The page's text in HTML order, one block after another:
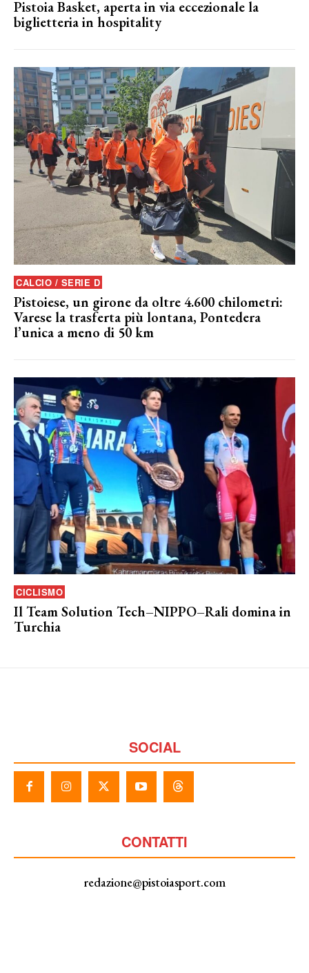
Pistoia Basket, aperta in via eccezionale la
biglietteria in hospitality
CALCIO / SERIE D
Pistoiese, un girone da oltre 4.600 chilometri:
Varese la trasferta più lontana, Pontedera
l’unica a meno di 50 km
CICLISMO
Il Team Solution Tech–NIPPO–Rali domina in
Turchia
SOCIAL
CONTATTI
redazione@pistoiasport.com